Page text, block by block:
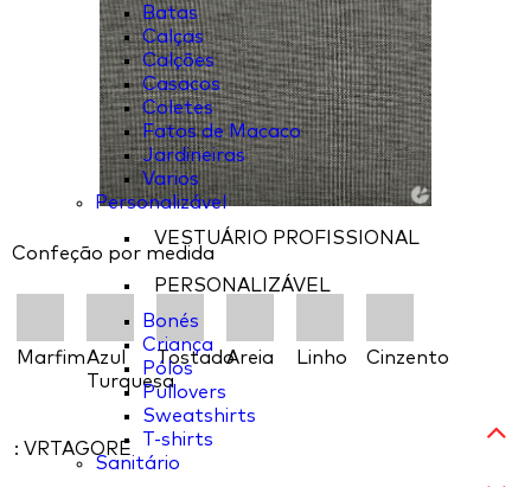
Batas
Calças
Calções
Casacos
Coletes
Fatos de Macaco
Jardineiras
Varios
Personalizável
VESTUÁRIO PROFISSIONAL
PERSONALIZÁVEL
Bonés
Criança
Pólos
Pullovers
Sweatshirts
T-shirts
Sanitário
Confeção por medida
MarfimAzul
Turquesa
TostadoAreia Linho Cinzento
: VRTAGORE